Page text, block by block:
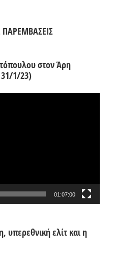
ΠΑΡΕΜΒΑΣΕΙΣ
στον Άρη
1/23)
01:07:00
υπερεθνική ελίτ και η